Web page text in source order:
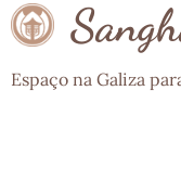
Espaço na Galiza